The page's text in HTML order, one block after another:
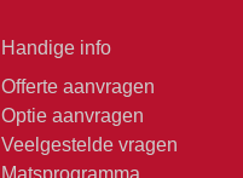
Handige info
Offerte aanvragen
Optie aanvragen
Veelgestelde vragen
Matsprogramma